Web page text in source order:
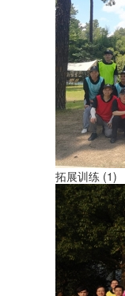
拓展训练 (1)